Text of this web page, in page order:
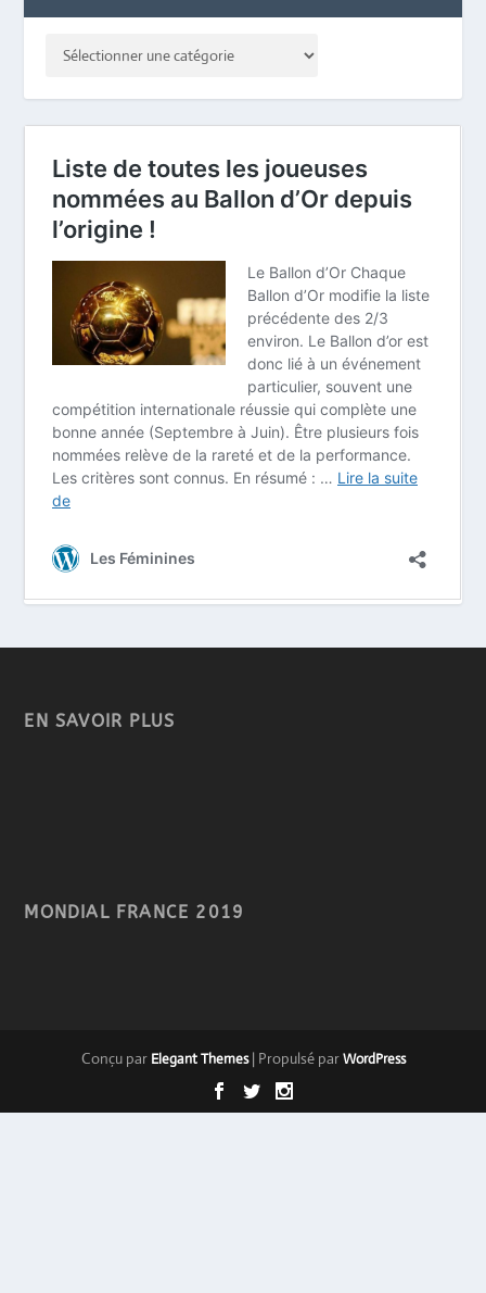
EN SAVOIR PLUS
MONDIAL FRANCE 2019
Conçu par Elegant Themes| Propulsé parWordPress